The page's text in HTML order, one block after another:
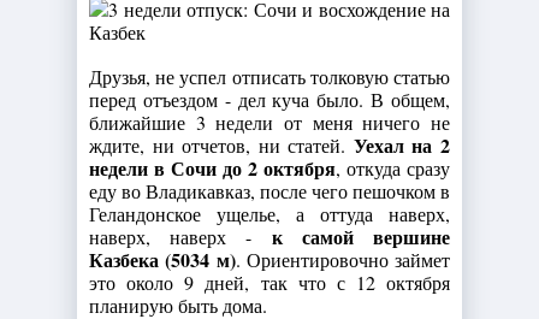
Друзья, не успел отписать толковую статью
перед отъездом - дел куча было. В общем,
ближайшие 3 недели от меня ничего не
ждите, ни отчетов, ни статей. Уехал на 2
недели в Сочи до 2 октября, откуда сразу
еду во Владикавказ, после чего пешочком в
Геландонское ущелье, а оттуда наверх,
наверх, наверх - к самой вершине
Казбека (5034 м). Ориентировочно займет
это около 9 дней, так что с 12 октября
планирую быть дома.